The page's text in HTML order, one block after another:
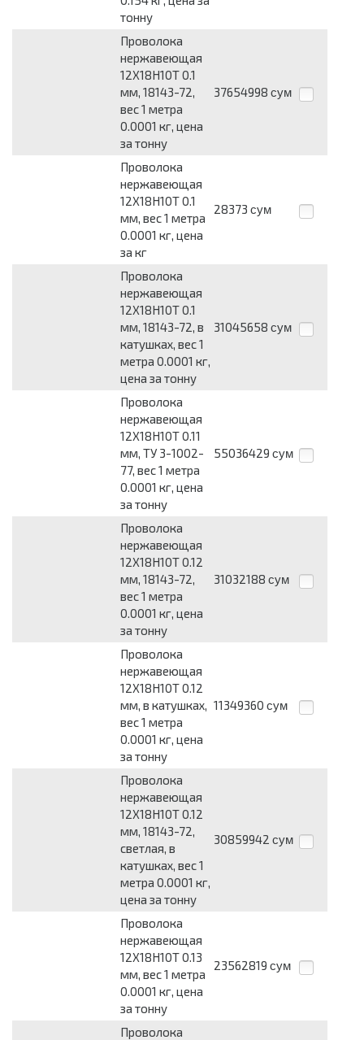
тонну
Проволока
нержавеющая
12Х18Н10Т 0.1
мм, 18143-72,
вес 1 метра
0.0001 кг, цена
за тонну
37654998 сум
Проволока
нержавеющая
12Х18Н10Т 0.1
мм, вес 1 метра
0.0001 кг, цена
за кг
28373 сум
Проволока
нержавеющая
12Х18Н10Т 0.1
мм, 18143-72, в
катушках, вес 1
метра 0.0001 кг,
цена за тонну
31045658 сум
Проволока
нержавеющая
12Х18Н10Т 0.11
мм, ТУ 3-1002-
77, вес 1 метра
0.0001 кг, цена
за тонну
55036429 сум
Проволока
нержавеющая
12Х18Н10Т 0.12
мм, 18143-72,
вес 1 метра
0.0001 кг, цена
за тонну
31032188 сум
Проволока
нержавеющая
12Х18Н10Т 0.12
мм, в катушках,
вес 1 метра
0.0001 кг, цена
за тонну
11349360 сум
Проволока
нержавеющая
12Х18Н10Т 0.12
мм, 18143-72,
светлая, в
катушках, вес 1
метра 0.0001 кг,
цена за тонну
30859942 сум
Проволока
нержавеющая
12Х18Н10Т 0.13
мм, вес 1 метра
0.0001 кг, цена
за тонну
23562819 сум
Проволока